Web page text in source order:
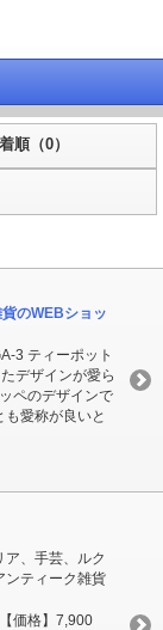
順（0）
のWEBショッ
3 ティーポット
デザインが愛ら
ペのデザインで
愛称が良いと
、手芸、ルク
ンティーク雑貨
価格】7,900